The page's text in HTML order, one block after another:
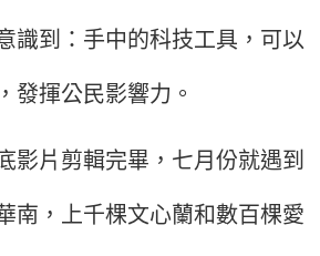
識到：手中的科技工具，可以
發揮公民影響力。
片剪輯完畢，七月份就遇到
南，上千棵文心蘭和數百棵愛